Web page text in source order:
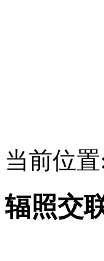
当前位置
辐照交